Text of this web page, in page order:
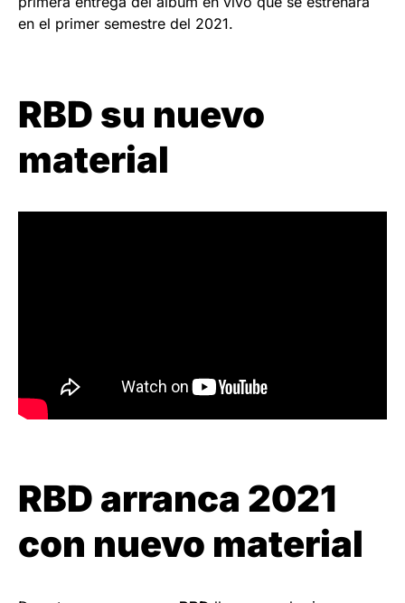
en el primer semestre del 2021.
RBD su nuevo
material
RBD arranca 2021
con nuevo material